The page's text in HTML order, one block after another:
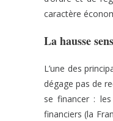
caractère
La hausse
L’une des
dégage pas de
se financer :
financiers (la